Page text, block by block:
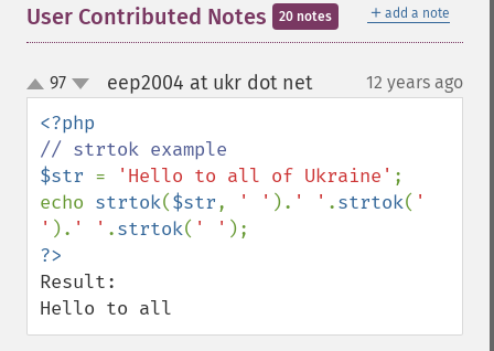
＋ add a note
User Contributed Notes 20 notes
up
down
97 eep2004 at ukr dot net¶ 12 years ago
$str = 'Hello to all of Ukraine' ;
echo strtok($str, ' ' ). ' ' .strtok( '
' ). ' ' .strtok( ' '
Result:
Hello to all